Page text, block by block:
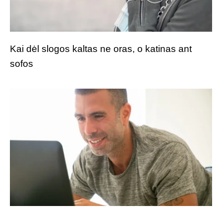
Kai dėl slogos kaltas ne oras, o katinas ant
sofos